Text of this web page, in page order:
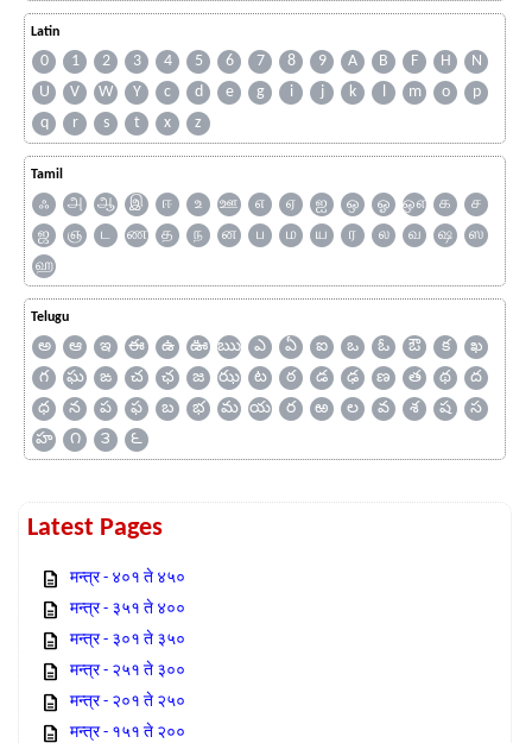
Latin
0 1 2 3 4 5 6 7 8 9 A B F H
N
U
V W Y c d e g i j k l m o
p
q
r s t x z
Tamil
ஃ அ ஆ இ ஈ உ ஊ எ ஏ ஐ ஒ ஓ ஔ க
ச
ஜ
ஞ ட ண த ந ன ப ம ய ர ல வ ஷ
ஸ
ஹ
Telugu
అ ఆ ఇ ఈ ఉ ఊ ఋ ఎ ఏ ఐ ఒ ఓ ఔ క
ఖ
గ
ఘ ఙ చ ఛ జ ఝ ట ఠ డ ఢ ణ త థ
ద
ధ
న ప ఫ బ భ మ య ర ఱ ల వ శ ష
స
హ
౧ ౩ ౬
Latest Pages
मन्त्र - ४०१ ते ४५०
मन्त्र - ३५१ ते ४००
मन्त्र - ३०१ ते ३५०
मन्त्र - २५१ ते ३००
मन्त्र - २०१ ते २५०
मन्त्र - १५१ ते २००